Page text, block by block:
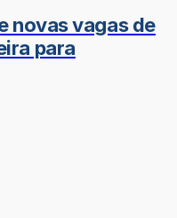
novas vagas de
para